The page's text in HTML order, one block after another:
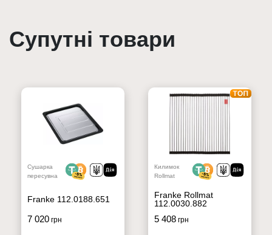
Супутні товари
Сушарка
пересувна
Franke 112.0188.651
7 020грн
Килимок
Rollmat
Franke Rollmat
112.0030.882
5 408грн